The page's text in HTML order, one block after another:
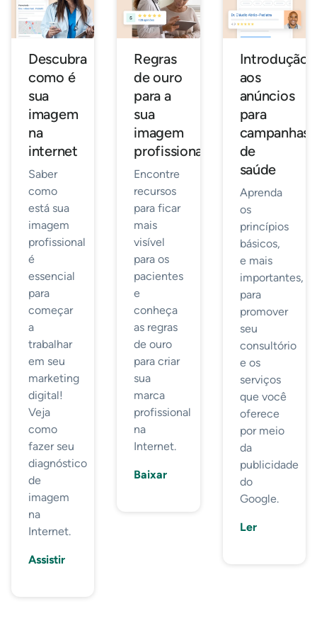
Descubra
como é
sua
imagem
na
internet
Saber
como
está sua
imagem
profissional
é
essencial
para
começar
a
trabalhar
em seu
marketing
digital!
Veja
como
fazer seu
diagnóstico
de
imagem
na
Internet.
Assistir
Regras
de ouro
para a
sua
imagem
profissional
Encontre
recursos
para ficar
mais
visível
para os
pacientes
e
conheça
as regras
de ouro
para criar
sua
marca
profissional
na
Internet.
Baixar
Introdução
aos
anúncios
para
campanhas
de
saúde
Aprenda
os
princípios
básicos,
e mais
importantes,
para
promover
seu
consultório
e os
serviços
que você
oferece
por meio
da
publicidade
do
Google.
Ler